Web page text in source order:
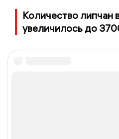
Количество липчан
увеличилось до